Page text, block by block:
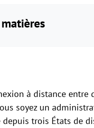
à distance
soyez un
trois États de